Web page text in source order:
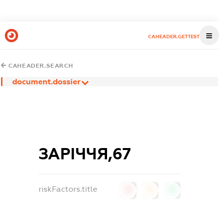
CAHEADER.GETTEST
CAHEADER.SEARCH
document.dossier
ЗАРІЧЧЯ,67
riskFactors.title